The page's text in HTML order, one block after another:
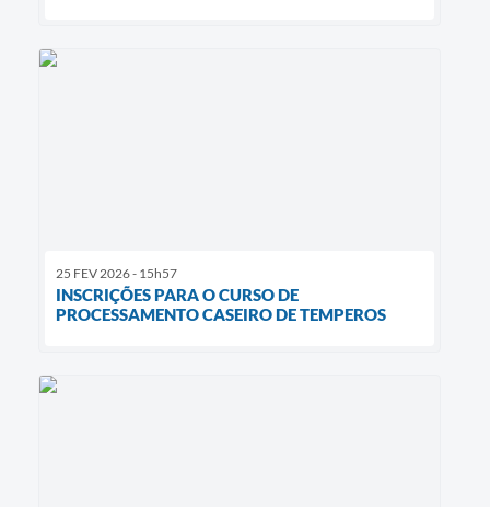
25 FEV 2026 - 15h57
INSCRIÇÕES PARA O CURSO DE
PROCESSAMENTO CASEIRO DE TEMPEROS